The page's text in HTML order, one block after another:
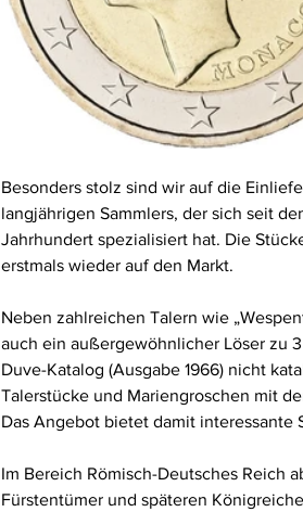
Besonders stolz sind wir auf die
langjährigen Sammlers, der sich seit
Jahrhundert spezialisiert hat. Die
erstmals wieder auf den Markt.
Neben zahlreichen Talern wie
auch ein außergewöhnlicher Löser zu
Duve-Katalog (Ausgabe 1966) nicht
Talerstücke und Mariengroschen mit
Das Angebot bietet damit interessante
Im Bereich Römisch-Deutsches Reich
Fürstentümer und späteren